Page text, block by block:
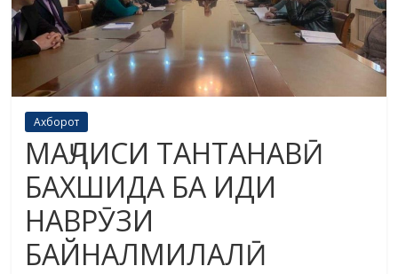
Ахборот
МАҶЛИСИ ТАНТАНАВӢ
БАХШИДА БА ИДИ
НАВРӮЗИ
БАЙНАЛМИЛАЛӢ